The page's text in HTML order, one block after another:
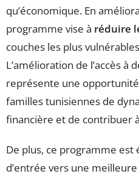
qu’économique. En
programme vise à réduire
couches les plus
L’amélioration de l’accès à
représente une
familles tunisiennes de
financière et de contribuer
De plus, ce programme
d’entrée vers une